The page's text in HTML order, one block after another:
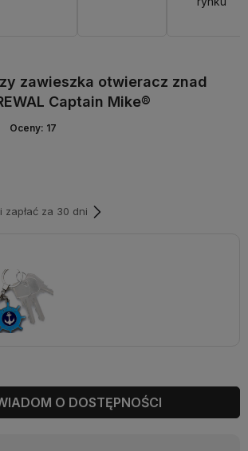
zawieszka otwieracz znad
Captain Mike®
Oceny: 17
zapłać za 30 dni
O DOSTĘPNOŚCI